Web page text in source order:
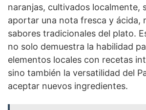
naranjas, cultivados localmente,
aportar una nota fresca y ácida,
sabores tradicionales del plato.
no solo demuestra la habilidad
elementos locales con recetas
sino también la versatilidad del
aceptar nuevos ingredientes.